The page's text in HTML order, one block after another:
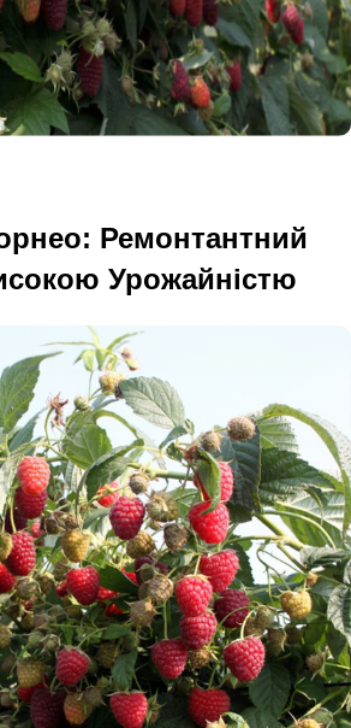
Ремонтантний
Урожайністю